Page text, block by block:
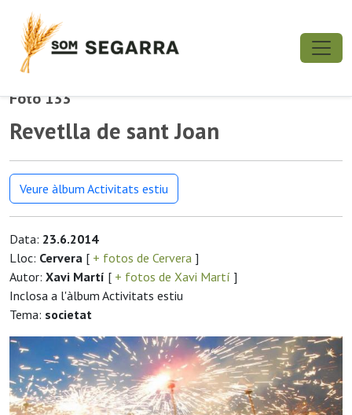
Foto 133
Revetlla de sant Joan
Veure àlbum Activitats estiu
Data: 23.6.2014
Lloc: Cervera [ + fotos de Cervera ]
Autor: Xavi Martí [ + fotos de Xavi Martí ]
Inclosa a l'àlbum Activitats estiu
Tema: societat